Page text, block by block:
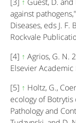
against
Diseases, eds J.
Rockvale
[4] ↑ Agrios, G. N.
Elsevier Academic
[5] ↑ Holtz, G.,
ecology of
Pathology and